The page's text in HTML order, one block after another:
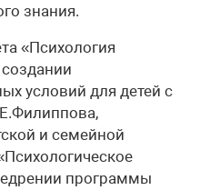
знания.
«Психология
условий для детей с
и семейной
программы